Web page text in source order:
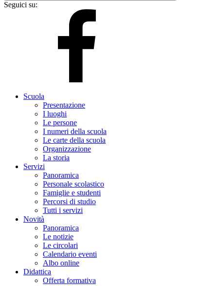
Seguici su:
Scuola
Presentazione
I luoghi
Le persone
I numeri della scuola
Le carte della scuola
Organizzazione
La storia
Servizi
Panoramica
Personale scolastico
Famiglie e studenti
Percorsi di studio
Tutti i servizi
Novità
Panoramica
Le notizie
Le circolari
Calendario eventi
Albo online
Didattica
Offerta formativa